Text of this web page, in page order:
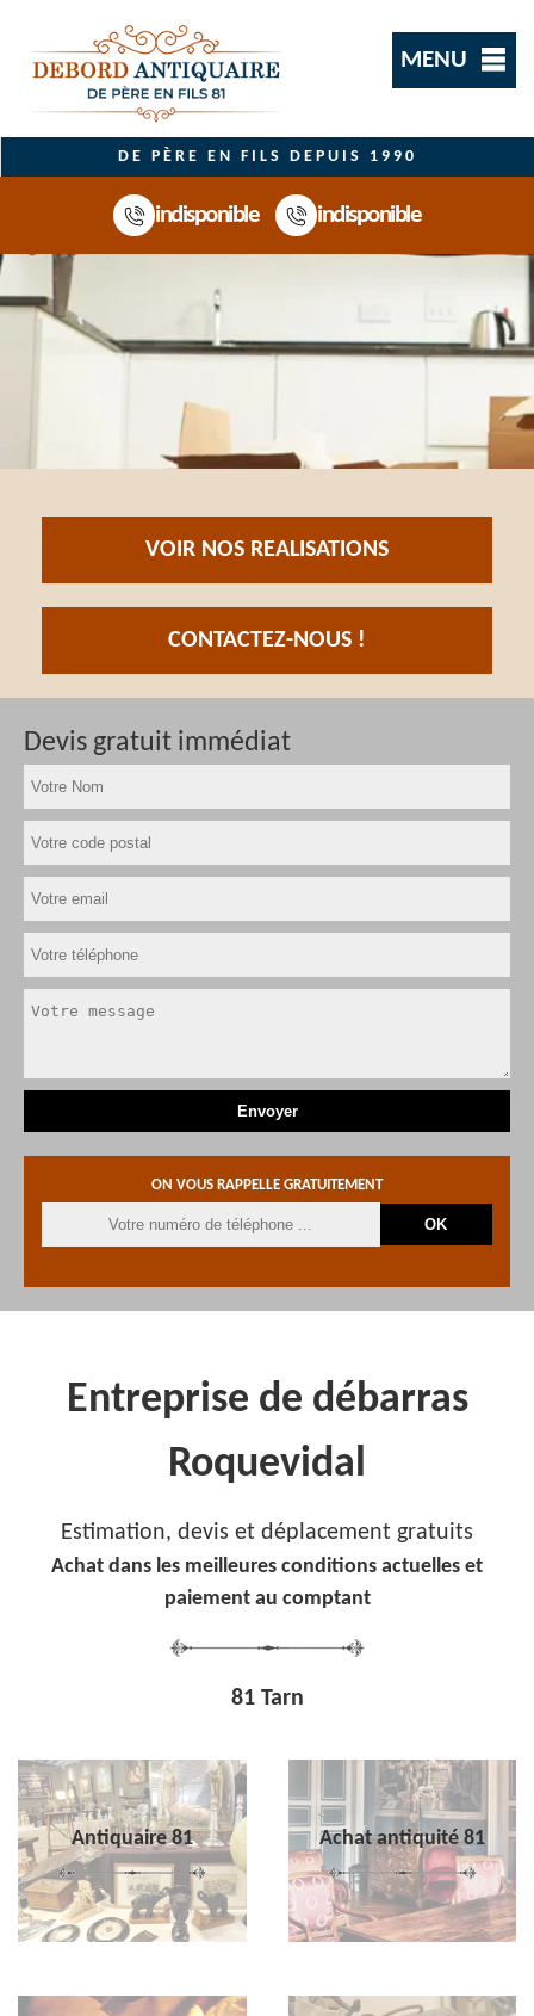
MENU
DE PÈRE EN FILS DEPUIS 1990
indisponible indisponible
VOIR NOS REALISATIONS
CONTACTEZ-NOUS !
Devis gratuit immédiat
ON VOUS RAPPELLE GRATUITEMENT
Entreprise de débarras
Roquevidal
Estimation, devis et déplacement gratuits
Achat dans les meilleures conditions actuelles et
paiement au comptant
81 Tarn
Antiquaire 81 Achat antiquité 81